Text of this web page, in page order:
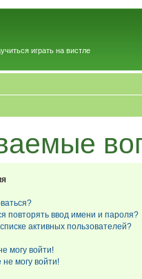
играть на вистле
повторять ввод имени и пароля?
активных пользователей?
могу войти!
могу войти!